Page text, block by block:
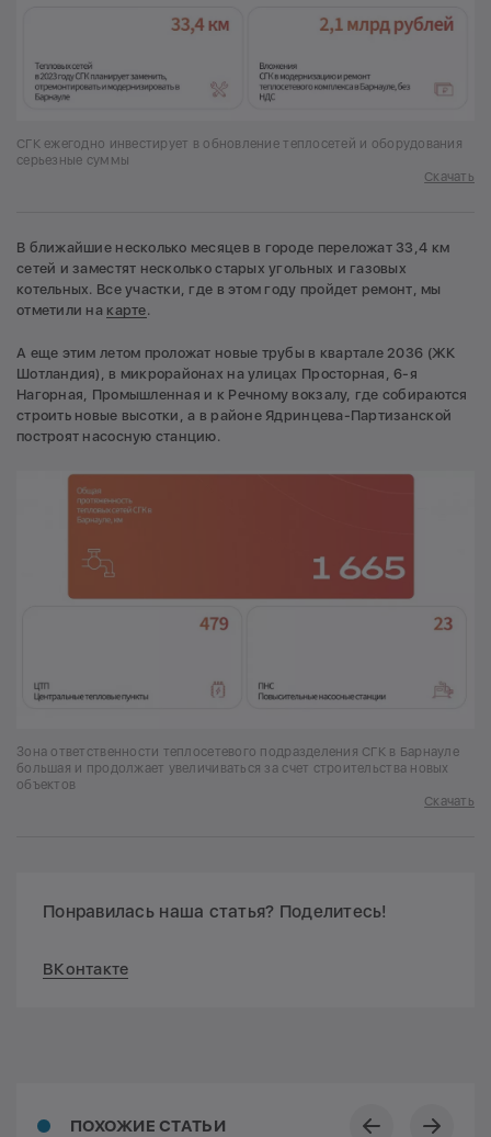
СГК ежегодно инвестирует в обновление теплосетей и оборудования
серьезные суммы
Скачать
В ближайшие несколько месяцев в городе переложат 33,4 км
сетей и заместят несколько старых угольных и газовых
котельных. Все участки, где в этом году пройдет ремонт, мы
отметили на карте.
А еще этим летом проложат новые трубы в квартале 2036 (ЖК
Шотландия), в микрорайонах на улицах Просторная, 6-я
Нагорная, Промышленная и к Речному вокзалу, где собираются
строить новые высотки, а в районе Ядринцева-Партизанской
построят насосную станцию.
Зона ответственности теплосетевого подразделения СГК в Барнауле
большая и продолжает увеличиваться за счет строительства новых
объектов
Скачать
Понравилась наша статья? Поделитесь!
ВКонтакте
ПОХОЖИЕ СТАТЬИ